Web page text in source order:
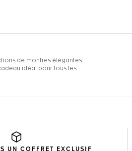
UN COFFRET EXCLUSIF